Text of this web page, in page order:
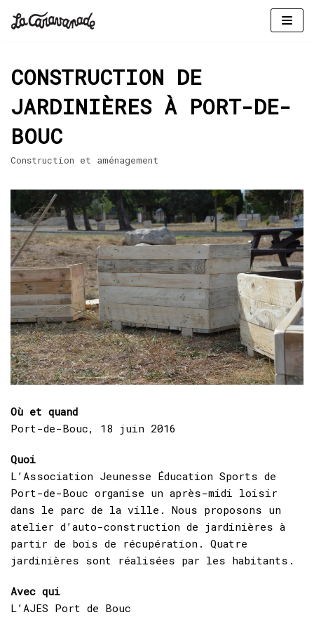
contenu
CONSTRUCTION DE
JARDINIÈRES À PORT-DE-
BOUC
Construction et aménagement
Où et quand
Port-de-Bouc, 18 juin 2016
Quoi
L’Association Jeunesse Éducation Sports de
Port-de-Bouc organise un après-midi loisir
dans le parc de la ville. Nous proposons un
atelier d’auto-construction de jardinières à
partir de bois de récupération. Quatre
jardinières sont réalisées par les habitants.
Avec qui
L’AJES Port de Bouc